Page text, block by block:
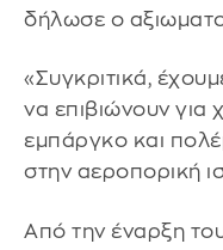
δήλωσε ο
«Συγκριτικά,
να επιβιώνουν για
εμπάργκο και
στην αεροπορική
Από την έναρξη